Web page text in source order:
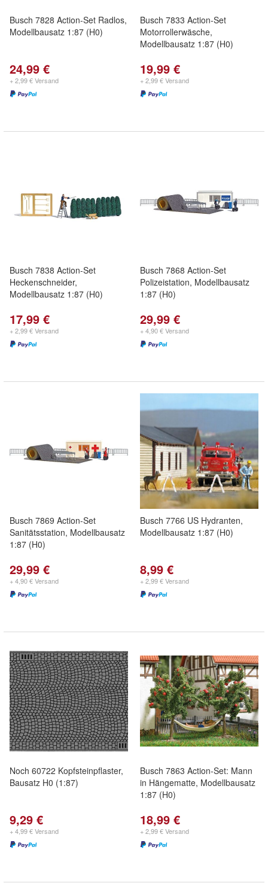
Busch 7828 Action-Set Radlos,
Modellbausatz 1:87 (H0)
24,99 €
+ 2,99 € Versand
Busch 7833 Action-Set
Motorrollerwäsche,
Modellbausatz 1:87 (H0)
19,99 €
+ 2,99 € Versand
Busch 7838 Action-Set
Heckenschneider,
Modellbausatz 1:87 (H0)
17,99 €
+ 2,99 € Versand
Busch 7868 Action-Set
Polizeistation, Modellbausatz
1:87 (H0)
29,99 €
+ 4,90 € Versand
Busch 7869 Action-Set
Sanitätsstation, Modellbausatz
1:87 (H0)
29,99 €
+ 4,90 € Versand
Busch 7766 US Hydranten,
Modellbausatz 1:87 (H0)
8,99 €
+ 2,99 € Versand
Noch 60722 Kopfsteinpflaster,
Bausatz H0 (1:87)
9,29 €
+ 4,99 € Versand
Busch 7863 Action-Set: Mann
in Hängematte, Modellbausatz
1:87 (H0)
18,99 €
+ 2,99 € Versand